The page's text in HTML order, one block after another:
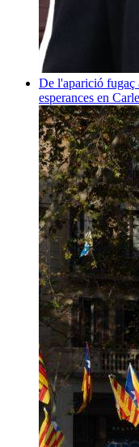
De l'aparició fugaç
esperances en